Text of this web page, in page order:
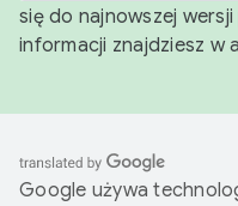
się do najnowszej wersji
informacji znajdziesz w
Google używa